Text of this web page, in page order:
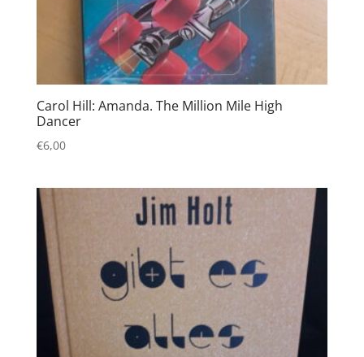
Carol Hill: Amanda. The Million Mile High
Dancer
€6,00